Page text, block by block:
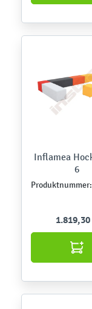
Inflamea
6
Produktnummer: